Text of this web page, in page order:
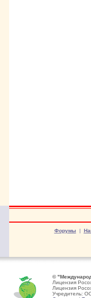
Форумы |
©
Лицензия
Лицензия
Учредитель: